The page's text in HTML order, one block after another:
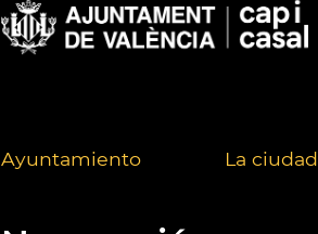
Ayuntamiento La ciudad